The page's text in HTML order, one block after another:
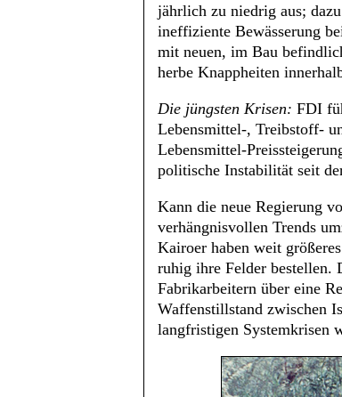
jährlich zu niedrig aus;
ineffiziente Bewässerung
mit neuen, im Bau
herbe Knappheiten
Die jüngsten Krisen: FDI
Lebensmittel-, Treibstoff-
Lebensmittel-
politische Instabilität seit
Kann die neue Regierung
verhängnisvollen Trends
Kairoer haben weit
ruhig ihre Felder bestellen.
Fabrikarbeitern über eine
Waffenstillstand zwischen
langfristigen Systemkrisen